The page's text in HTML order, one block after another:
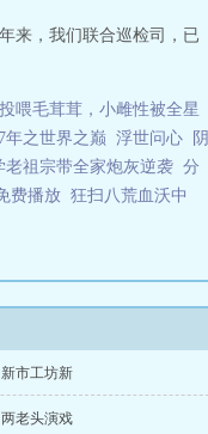
来，我们联合巡检司，已
投喂毛茸茸，小雌性被全星
年之世界之巅 浮世问心
阴
老祖宗带全家炮灰逆袭 分
费播放 狂扫八荒血沃中
市工坊新
老头演戏